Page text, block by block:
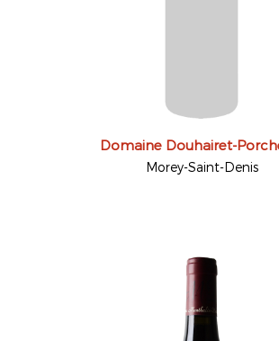
Domaine Douhairet-
Morey-Saint-Denis